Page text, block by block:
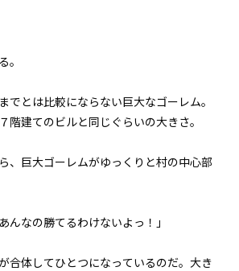
。
でとは比較にならない巨大なゴーレム。
階建てのビルと同じぐらいの大きさ。
、巨大ゴーレムがゆっくりと村の中心部
んなの勝てるわけないよっ！」
合体してひとつになっているのだ。大き